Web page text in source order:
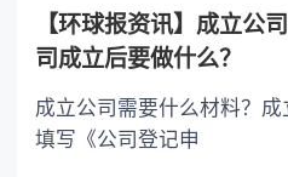
【环球报资讯】成立公
司成立后要做什么？
成立公司需要什么材料？
填写《公司登记申